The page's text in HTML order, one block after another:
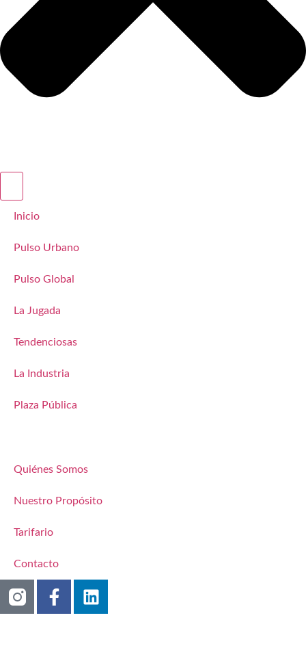
Inicio
Pulso Urbano
Pulso Global
La Jugada
Tendenciosas
La Industria
Plaza Pública
Quiénes Somos
Nuestro Propósito
Tarifario
Contacto